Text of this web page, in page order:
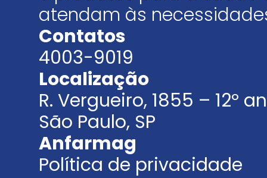
atendam às
Contatos
4003-9019
Localização
R. Vergueiro, 1855 – 12º
São Paulo, SP
Anfarmag
Política de privacidade